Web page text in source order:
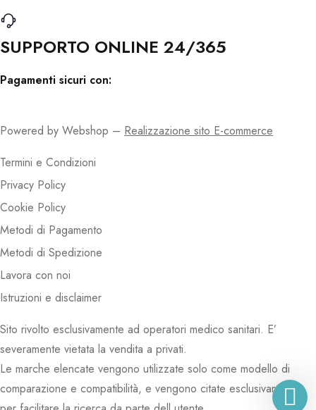
SUPPORTO ONLINE 24/365
Pagamenti sicuri con:
Powered by Webshop – Realizzazione sito E-commerce
Termini e Condizioni
Privacy Policy
Cookie Policy
Metodi di Pagamento
Metodi di Spedizione
Lavora con noi
Istruzioni e disclaimer
Sito rivolto esclusivamente ad operatori medico sanitari. E’
severamente vietata la vendita a privati.
Le marche elencate vengono utilizzate solo come modello di
comparazione e compatibilità, e vengono citate esclusivamente